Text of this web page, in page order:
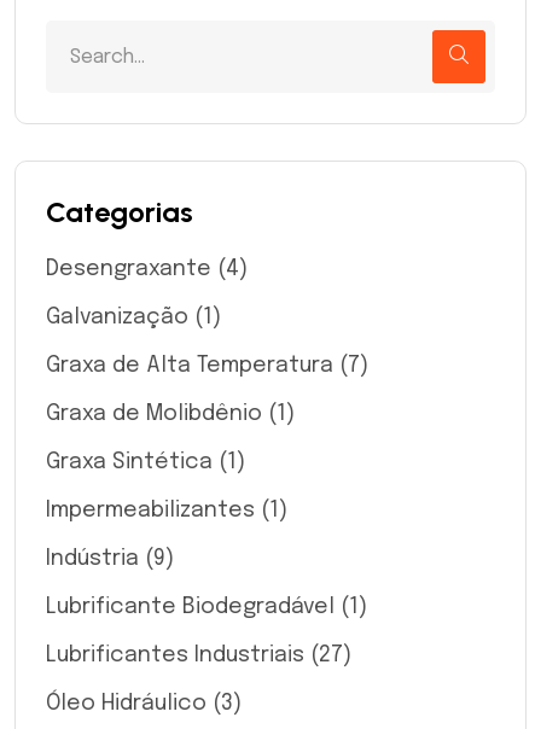
Categorias
Desengraxante (4)
Galvanização (1)
Graxa de Alta Temperatura (7)
Graxa de Molibdênio (1)
Graxa Sintética (1)
Impermeabilizantes (1)
Indústria (9)
Lubrificante Biodegradável (1)
Lubrificantes Industriais (27)
Óleo Hidráulico (3)